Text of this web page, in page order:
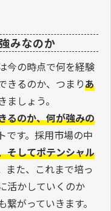
みなのか
今の時点で何を経験
きるのか、つまりあ
ましょう。
るのか、何が強みの
です。採用市場の中
そしてポテンシャル
また、これまで培っ
活かしていくのか
繋がっていきます。